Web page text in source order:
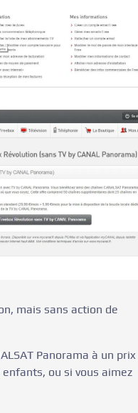
mais sans action de
Panorama à un prix
ou si vous aimez